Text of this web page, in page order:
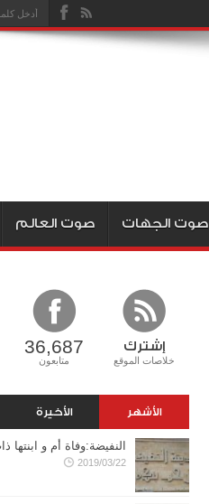
صوت الجهات صوت العالم
إشترك
خلاصات الموقع
36,687
متابعون
الأشهر الأخيرة
النفيضة:وفاة أم و
2019/03/22